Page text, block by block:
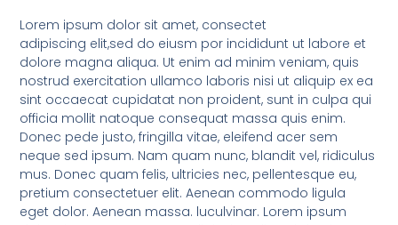
Lorem ipsum dolor sit amet, consectet
adipiscing elit,sed do eiusm por incididunt ut labore et
dolore magna aliqua. Ut enim ad minim veniam, quis
nostrud exercitation ullamco laboris nisi ut aliquip ex ea
sint occaecat cupidatat non proident, sunt in culpa qui
officia mollit natoque consequat massa quis enim.
Donec pede justo, fringilla vitae, eleifend acer sem
neque sed ipsum. Nam quam nunc, blandit vel, ridiculus
mus. Donec quam felis, ultricies nec, pellentesque eu,
pretium consectetuer elit. Aenean commodo ligula
eget dolor. Aenean massa. luculvinar. Lorem ipsum